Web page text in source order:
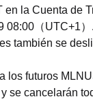
en la Cuenta de
08:00（UTC+1
también se
los futuros
se cancelarán